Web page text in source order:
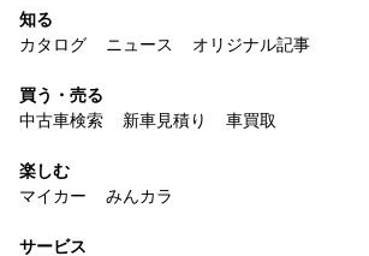
知る
カタログ
ニュース オリジナル記事
買う・売る
中古車検索
新車見積り 車買取
楽しむ
マイカー
みんカラ
サービス